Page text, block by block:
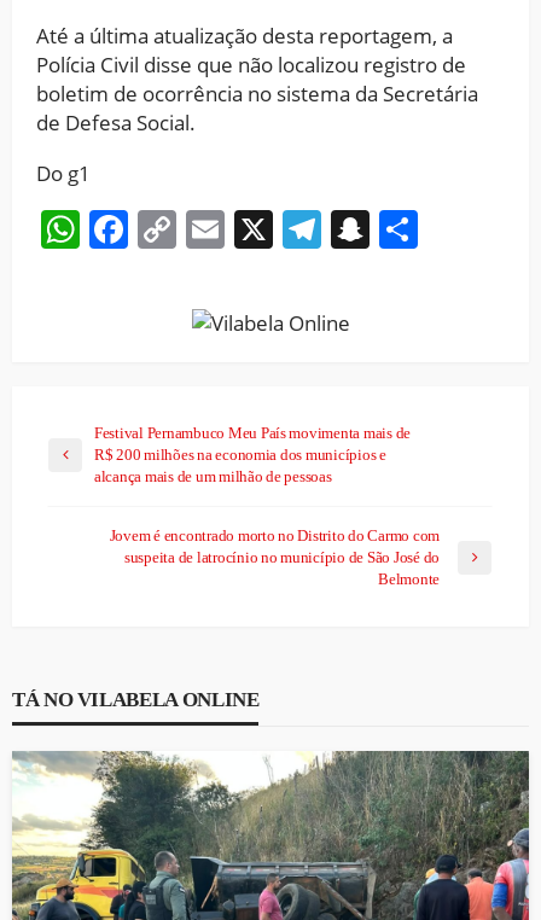
Até a última atualização desta reportagem, a
Polícia Civil disse que não localizou registro de
boletim de ocorrência no sistema da Secretária
de Defesa Social.
Do g1
WhatsApp
Facebook
CopyEmail
X Telegram
Snapchat
Festival Pernambuco Meu País movimenta mais de
R$ 200 milhões na economia dos municípios e
alcança mais de um milhão de pessoas
Jovem é encontrado morto no Distrito do Carmo com
suspeita de latrocínio no município de São José do
Belmonte
TÁ NO VILABELA ONLINE